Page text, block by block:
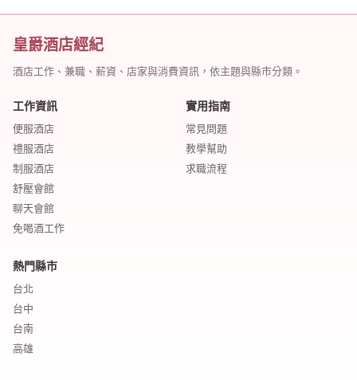
皇爵酒店經紀
酒店工作、兼職、薪資、店家與消費資訊，依主題與縣市分類。
工作資訊
便服酒店
禮服酒店
制服酒店
舒壓會館
聊天會館
免喝酒工作
實用指南
常見問題
教學幫助
求職流程
熱門縣市
台北
台中
台南
高雄